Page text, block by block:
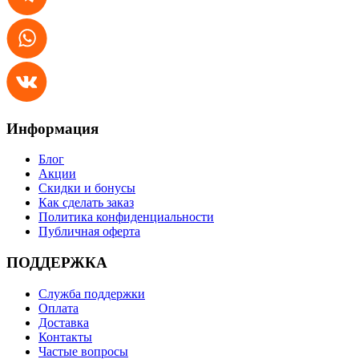
Информация
Блог
Акции
Скидки и бонусы
Как сделать заказ
Политика конфиденциальности
Публичная оферта
ПОДДЕРЖКА
Служба поддержки
Оплата
Доставка
Контакты
Частые вопросы